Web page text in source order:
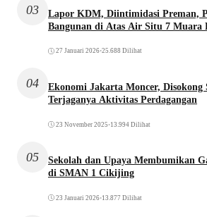
03
Lapor KDM, Diintimidasi Preman,
Bangunan di Atas Air Situ 7 Muara
27 Januari 2026•25.688 Dilihat
04
Ekonomi Jakarta Moncer,
Terjaganya Aktivitas Perdagangan
23 November 2025 •13.994 Dilihat
05
Sekolah dan Upaya Membumikan
di SMAN 1 Cikijing
23 Januari 2026•13.877 Dilihat